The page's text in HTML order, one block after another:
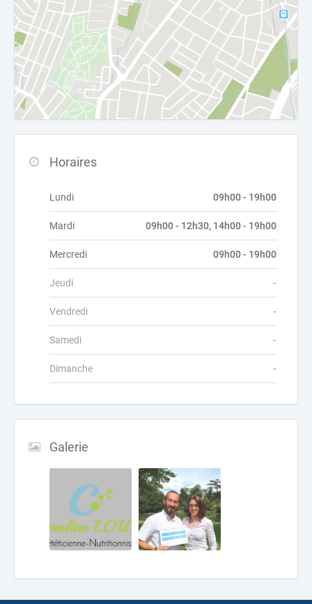
Horaires
Lundi 09h00 - 19h00
Mardi 09h00 - 12h30, 14h00 - 19h00
Mercredi 09h00 - 19h00
Jeudi -
Vendredi -
Samedi -
Dimanche -
Galerie